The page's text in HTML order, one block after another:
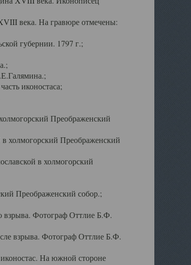
века. На гравюре отмечены:
губернии. 1797 г.;
иконостаса;
Преображенский
холмогорский Преображенский
в холмогорский
Преображенский собор.;
взрыва. Фотограф Оттлие Б.Ф.
взрыва. Фотограф Оттлие Б.Ф.
На южной стороне